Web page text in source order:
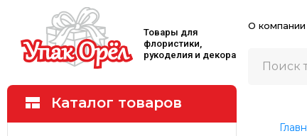
Товары для
флористики,
рукоделия и декора
О компании
Каталог товаров